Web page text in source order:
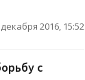
2016, 15:52
с